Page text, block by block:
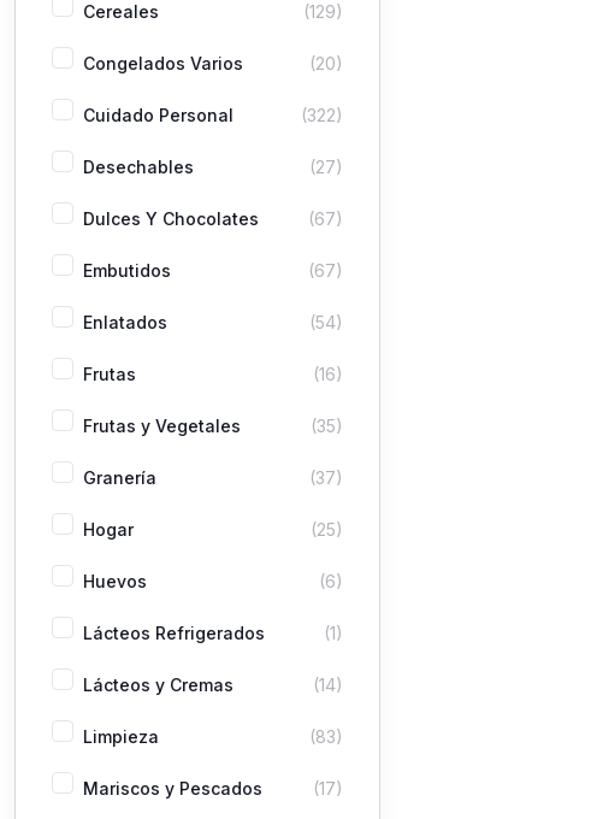
Cereales (129)
Congelados Varios (20)
Cuidado Personal (322)
Desechables (27)
Dulces Y Chocolates (67)
Embutidos (67)
Enlatados (54)
Frutas (16)
Frutas y Vegetales (35)
Granería (37)
Hogar (25)
Huevos (6)
Lácteos Refrigerados (1)
Lácteos y Cremas (14)
Limpieza (83)
Mariscos y Pescados (17)